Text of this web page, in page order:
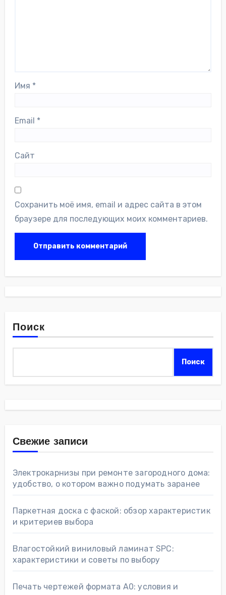
Имя *
Email *
Сайт
Сохранить моё имя, email и адрес сайта в этом
браузере для последующих моих комментариев.
Поиск
Поиск
Свежие записи
Электрокарнизы при ремонте загородного дома:
удобство, о котором важно подумать заранее
Паркетная доска с фаской: обзор характеристик
и критериев выбора
Влагостойкий виниловый ламинат SPC:
характеристики и советы по выбору
Печать чертежей формата А0: условия и